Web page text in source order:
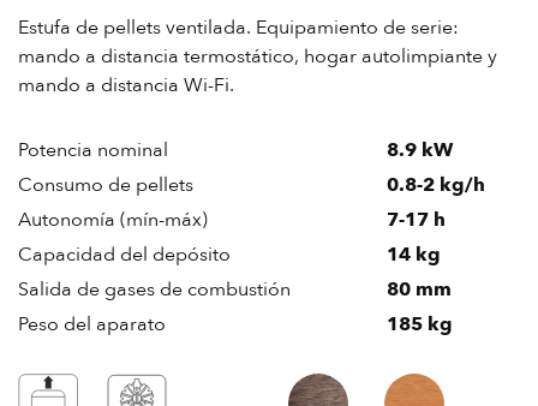
Estufa de pellets ventilada. Equipamiento de serie:
mando a distancia termostático, hogar autolimpiante y
mando a distancia Wi-Fi.
Potencia nominal
8.9 kW
Consumo de pellets
0.8-2 kg/h
Autonomía (mín-máx)
7-17 h
Capacidad del depósito
14 kg
Salida de gases de combustión
80 mm
Peso del aparato
185 kg